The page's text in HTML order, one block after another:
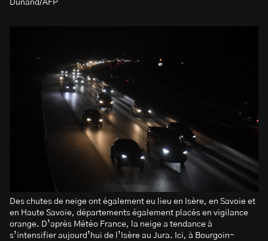
Dunand/AFP
Des chutes de neige ont également eu lieu en Isère, en Savoie et
en Haute Savoie, départements également placés en vigilance
orange. D’après Météo France, la neige a tendance à
s’intensifier aujourd’hui de l’Isère au Jura. Ici, à Bourgoin-